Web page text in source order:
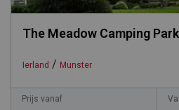
The Meadow Camping Park
Ierland / Munster
Prijs vanaf